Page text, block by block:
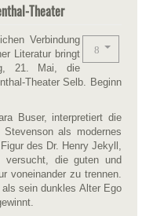
Theater
Verbindung
Literatur bringt
21. Mai, die
Theater Selb. Beginn
Buser, interpretiert die
als modernes
des Dr. Henry Jekyll,
versucht, die guten und
voneinander zu trennen.
sein dunkles Alter Ego